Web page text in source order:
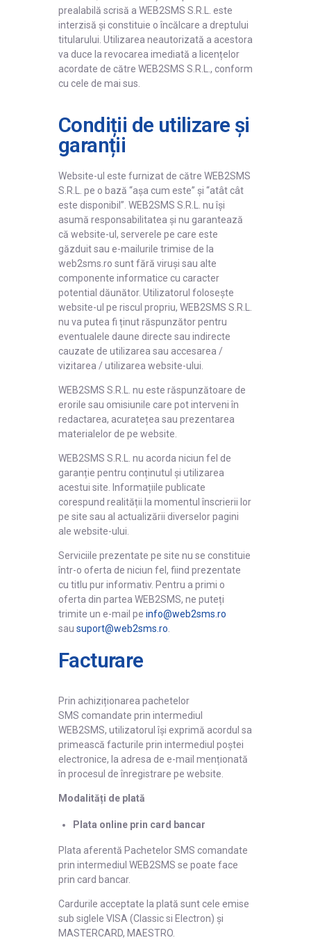
prealabilă scrisă a WEB2SMS S.R.L. este
interzisă și constituie o încălcare a dreptului
titularului. Utilizarea neautorizată a acestora
va duce la revocarea imediată a licențelor
acordate de către WEB2SMS S.R.L., conform
cu cele de mai sus.
Condiții de utilizare și
garanții
Website-ul este furnizat de către WEB2SMS
S.R.L. pe o bază “așa cum este” și “atât cât
este disponibil”. WEB2SMS S.R.L. nu își
asumă responsabilitatea și nu garantează
că website-ul, serverele pe care este
găzduit sau e-mailurile trimise de la
web2sms.ro sunt fără viruși sau alte
componente informatice cu caracter
potential dăunător. Utilizatorul folosește
website-ul pe riscul propriu, WEB2SMS S.R.L.
nu va putea fi ținut răspunzător pentru
eventualele daune directe sau indirecte
cauzate de utilizarea sau accesarea /
vizitarea / utilizarea website-ului.
WEB2SMS S.R.L. nu este răspunzătoare de
erorile sau omisiunile care pot interveni în
redactarea, acuratețea sau prezentarea
materialelor de pe website.
WEB2SMS S.R.L. nu acorda niciun fel de
garanție pentru conținutul și utilizarea
acestui site. Informațiile publicate
corespund realității la momentul înscrierii lor
pe site sau al actualizării diverselor pagini
ale website-ului.
Serviciile prezentate pe site nu se constituie
într-o oferta de niciun fel, fiind prezentate
cu titlu pur informativ. Pentru a primi o
oferta din partea WEB2SMS, ne puteți
trimite un e-mail pe info@web2sms.ro
sau suport@web2sms.ro
Facturare
Prin achiziționarea pachetelor
SMS comandate prin intermediul
WEB2SMS, utilizatorul își exprimă acordul sa
primească facturile prin intermediul poștei
electronice, la adresa de e-mail menționată
în procesul de înregistrare pe website.
Modalități de plată
Plata online prin card bancar
Plata aferentă Pachetelor SMS comandate
prin intermediul WEB2SMS se poate face
prin card bancar.
Cardurile acceptate la plată sunt cele emise
sub siglele VISA (Classic si Electron) și
MASTERCARD, MAESTRO.